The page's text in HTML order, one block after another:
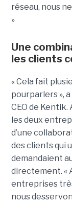
réseau, nous
»
Une
les clients
« Cela fait
pourparlers »,
CEO de
les deux
d’une
des clients qui
demandaient
directement. «
entreprises
nous